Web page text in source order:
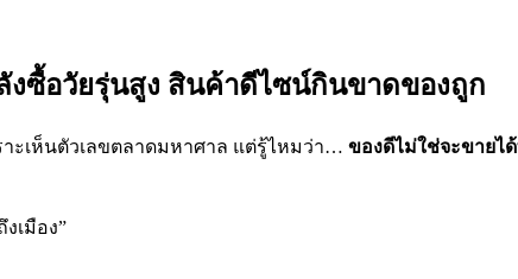
งซื้อวัยรุ่นสูง สินค้าดีไซน์กินขาดของถูก
ะเห็นตัวเลขตลาดมหาศาล แต่รู้ไหมว่า… ของดีไม่ใช่จะขายไ
เมือง”